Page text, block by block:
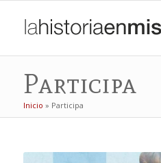
Participa
Inicio » Participa